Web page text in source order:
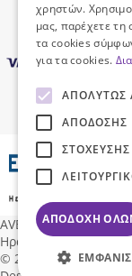
AVENTIS SHOESΔ/
Ηράκλειο Κρήτης,
© 2026 AVENTIS
χρηστών.
μας, παρέχετε τη
τα cookies
για τα cookies.
ΑΠΟΛΎΤΩΣ
ΑΠΌΔΟΣΗΣ
ΣΤΌΧΕΥΣΗΣ
ΑΠΟΔΟΧΉ